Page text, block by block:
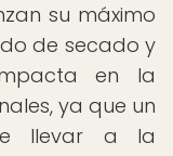
su máximo
de secado y
en la
ya que un
llevar a la